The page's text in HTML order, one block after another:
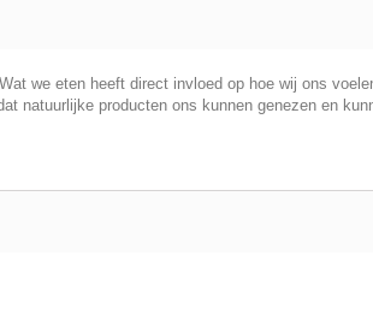
we eten heeft direct invloed op hoe wij ons
natuurlijke producten ons kunnen genezen en